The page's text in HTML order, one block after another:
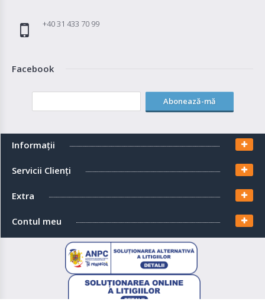
+40 31 433 70 99
Facebook
Abonează-mă
Informaţii
Servicii Clienţi
Extra
Contul meu